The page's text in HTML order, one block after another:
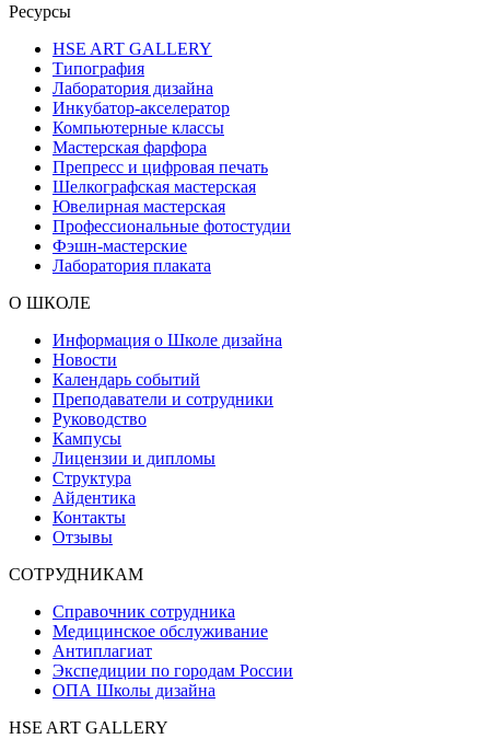
Ресурсы
HSE ART GALLERY
Типография
Лаборатория дизайна
Инкубатор-акселератор
Компьютерные классы
Мастерская фарфора
Препресс и цифровая печать
Шелкографская мастерская
Ювелирная мастерская
Профессиональные фотостудии
Фэшн-мастерские
Лаборатория плаката
О ШКОЛЕ
Информация о Школе дизайна
Новости
Календарь событий
Преподаватели и сотрудники
Руководство
Кампусы
Лицензии и дипломы
Структура
Айдентика
Контакты
Отзывы
СОТРУДНИКАМ
Справочник сотрудника
Медицинское обслуживание
Антиплагиат
Экспедиции по городам России
ОПА Школы дизайна
HSE ART GALLERY